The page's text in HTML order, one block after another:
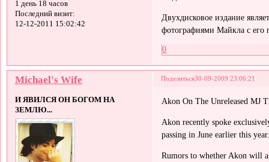
1 день 18 часов
Последний визит:
12-12-2011 15:02:42
Двухдисковое издание
фотографиями Майкла с его
0
Поделиться30-09-2009 23:06:21
Michael's Wife
И ЯВИЛСЯ ОН БОГОМ НА
ЗЕМЛЮ...
Akon On The Unreleased MJ
Akon recently spoke
passing in June earlier this
Rumors to whether Akon will